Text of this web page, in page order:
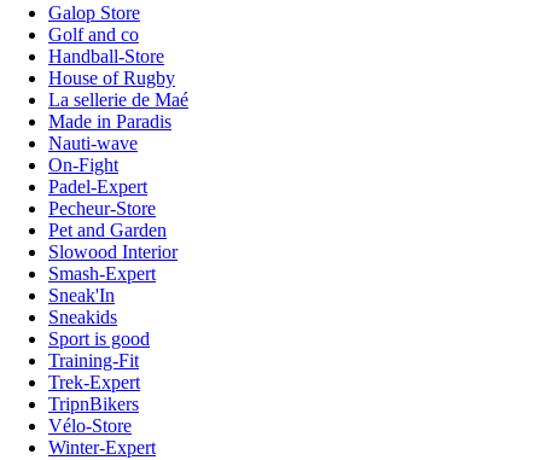
Galop Store
Golf and co
Handball-Store
House of Rugby
La sellerie de Maé
Made in Paradis
Nauti-wave
On-Fight
Padel-Expert
Pecheur-Store
Pet and Garden
Slowood Interior
Smash-Expert
Sneak'In
Sneakids
Sport is good
Training-Fit
Trek-Expert
TripnBikers
Vélo-Store
Winter-Expert